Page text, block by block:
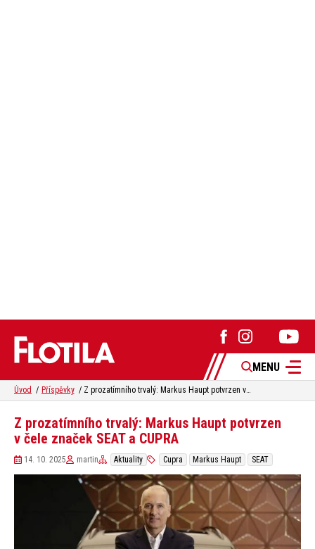
MENU
Úvod Příspěvky Z prozatímního trvalý: Markus Haupt potvrzen v čele značek SEAT a CUPRA
Z prozatímního trvalý: Markus Haupt potvrzen
v čele značek SEAT a CUPRA
14. 10. 2025 martin Aktuality Cupra Markus Haupt SEAT